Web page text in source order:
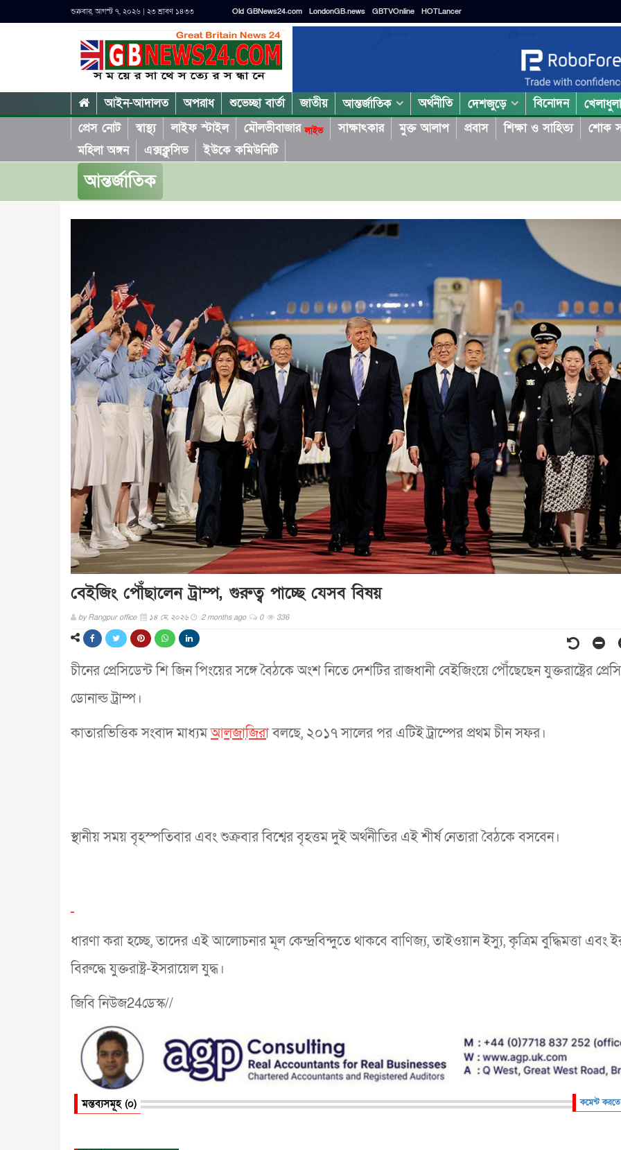
শুক্রবার, আগস্ট ৭, ২০২৬ | ২৩ শ্রাবণ ১৪৩৩ Old GBNews24.com LondonGB.news GBTVOnline HOTLancer
আইন-আদালত অপরাধ শুভেচ্ছা বার্তা জাতীয় আন্তর্জাতিক অর্থনীতি দেশজুড়ে বিনোদন
প্রেস নোট
স্বাস্থ্য লাইফ স্টাইল মৌলভীবাজারলাইভ সাক্ষাৎকার মুক্ত আলাপ প্রবাস শিক্ষা ও সাহিত্য শোক
মহিলা অঙ্গন
এক্সক্লুসিভ ইউকে কমিউনিটি
আন্তর্জাতিক
বেইজিং পৌঁছালেন ট্রাম্প, গুরুত্ব পাচ্ছে যেসব বিষয়
byRangpur office ১৪ মে, ২০২৬ 2 months ago 0 336
চীনের প্রেসিডেন্ট শি জিন পিংয়ের সঙ্গে বৈঠকে অংশ নিতে দেশটির রাজধানী বেইজিংয়ে পৌঁছেছেন যুক্তরাষ্ট্রের
ডোনাল্ড ট্রাম্প।
কাতারভিত্তিক সংবাদ মাধ্যমআলজাজিরাবলছে, ২০১৭ সালের পর এটিই ট্রাম্পের প্রথম চীন সফর।
স্থানীয় সময় বৃহস্পতিবার এবং শুক্রবার বিশ্বের বৃহত্তম দুই অর্থনীতির এই শীর্ষ নেতারা বৈঠকে বসবেন।
ধারণা করা হচ্ছে, তাদের এই আলোচনার মূল কেন্দ্রবিন্দুতে থাকবে বাণিজ্য, তাইওয়ান ইস্যু, কৃত্রিম বুদ্ধিমত্তা এবং
বিরুদ্ধে যুক্তরাষ্ট্র-ইসরায়েল যুদ্ধ।
জিবি নিউজ24ডেস্ক//
মন্তব্যসমূহ (০) কমেন্ট